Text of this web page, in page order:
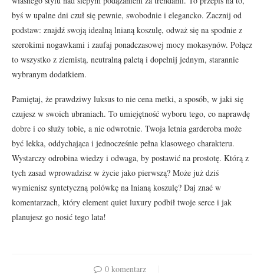
byś w upalne dni czuł się pewnie, swobodnie i elegancko. Zacznij od
podstaw: znajdź swoją idealną lnianą koszulę, odważ się na spodnie z
szerokimi nogawkami i zaufaj ponadczasowej mocy mokasynów. Połącz
to wszystko z ziemistą, neutralną paletą i dopełnij jednym, starannie
wybranym dodatkiem.
Pamiętaj, że prawdziwy luksus to nie cena metki, a sposób, w jaki się
czujesz w swoich ubraniach. To umiejętność wyboru tego, co naprawdę
dobre i co służy tobie, a nie odwrotnie. Twoja letnia garderoba może
być lekka, oddychająca i jednocześnie pełna klasowego charakteru.
Wystarczy odrobina wiedzy i odwaga, by postawić na prostotę. Którą z
tych zasad wprowadzisz w życie jako pierwszą? Może już dziś
wymienisz syntetyczną polówkę na lnianą koszulę? Daj znać w
komentarzach, który element quiet luxury podbił twoje serce i jak
planujesz go nosić tego lata!
0 komentarz